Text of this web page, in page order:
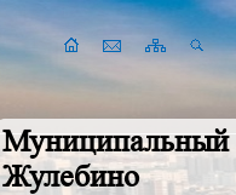
Муниципальный
Жулебино